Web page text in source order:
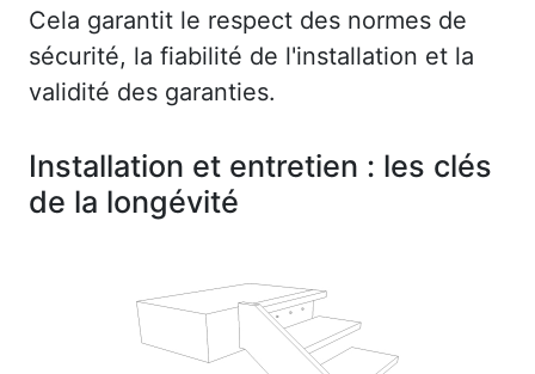
Cela garantit le respect des normes de
sécurité, la fiabilité de l'installation et la
validité des garanties.
Installation et entretien : les clés
de la longévité